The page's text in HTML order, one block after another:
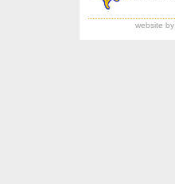
website by